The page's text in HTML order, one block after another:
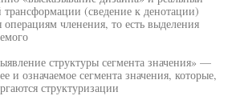
(сведение к денотации)
членения, то есть выделения
структуры сегмента значения» —
и означаемое сегмента значения, которые,
структуризации